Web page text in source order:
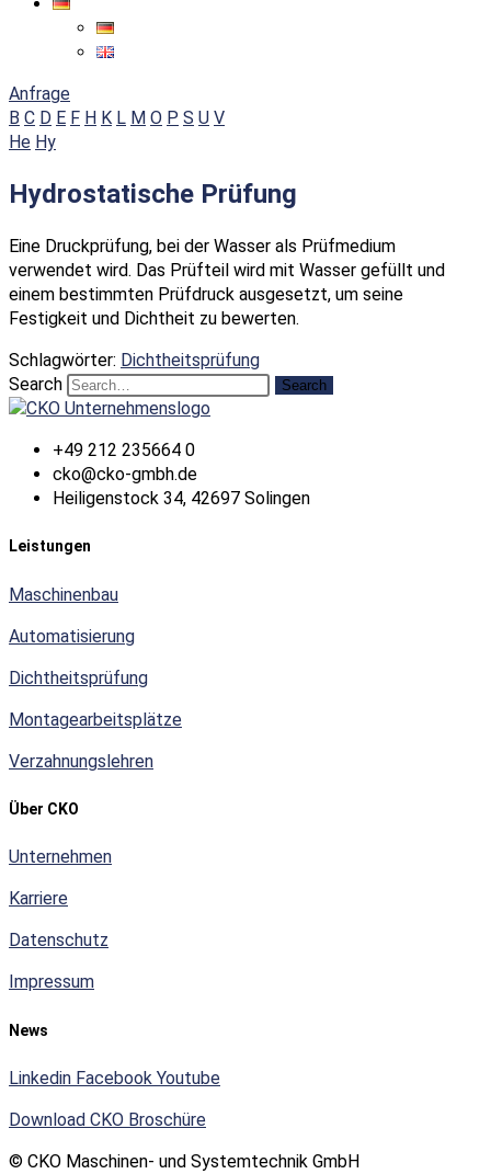
Anfrage
B C D E F H K L M O P S U V
He Hy
Hydrostatische Prüfung
Eine Druckprüfung, bei der Wasser als Prüfmedium
verwendet wird. Das Prüfteil wird mit Wasser gefüllt und
einem bestimmten Prüfdruck ausgesetzt, um seine
Festigkeit und Dichtheit zu bewerten.
Schlagwörter: Dichtheitsprüfung
Search
Search
+49 212 235664 0
cko@cko-gmbh.de
Heiligenstock 34, 42697 Solingen
Leistungen
Maschinenbau
Automatisierung
Dichtheitsprüfung
Montagearbeitsplätze
Verzahnungslehren
Über CKO
Unternehmen
Karriere
Datenschutz
Impressum
News
Linkedin Facebook Youtube
Download CKO Broschüre
© CKO Maschinen- und Systemtechnik GmbH